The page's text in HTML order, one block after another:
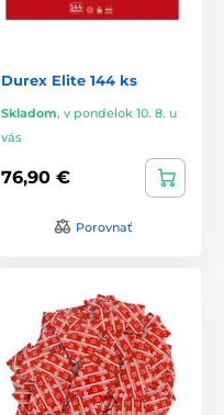
Durex Elite 144 ks
Skladom, v pondelok 10. 8. u
vás
76,90 €
Porovnať